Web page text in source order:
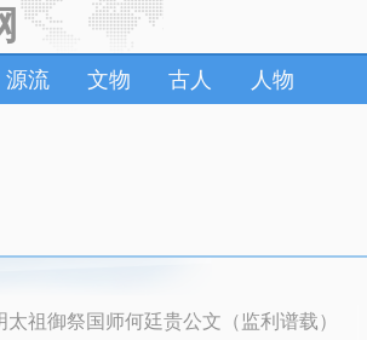
源流 文物 古人 人物
太祖御祭国师何廷贵公文（监利谱载）